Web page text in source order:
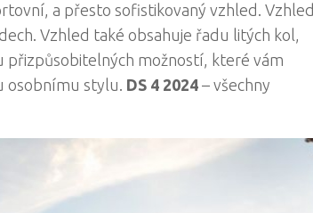
a přesto sofistikovaný vzhled. Vzhled
Vzhled také obsahuje řadu litých kol,
přizpůsobitelných možností, které vám
osobnímu stylu. DS 4 2024 – všechny